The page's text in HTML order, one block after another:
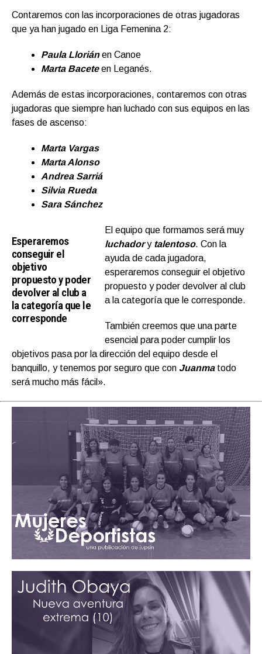
Contaremos con las incorporaciones de otras jugadoras
que ya han jugado en Liga Femenina 2:
Paula Llorián en Canoe
Marta Baceteen Leganés.
Además de estas incorporaciones, contaremos con otras
jugadoras que siempre han luchado con sus equipos en las
fases de ascenso:
Marta Vargas
Marta Alonso
Andrea Sarriá
Silvia Rueda
Sara Sánchez
Esperaremos
conseguir el
objetivo
propuesto y poder
devolver al club a
la categoría que le
corresponde
El equipo que formamos será muy
luchadory talentoso. Con la
ayuda de cada jugadora,
esperaremos conseguir el objetivo
propuesto y poder devolver al club
a la categoría que le corresponde.
También creemos que una parte
esencial para poder cumplir los
objetivos pasa por la dirección del equipo desde el
banquillo, y tenemos por seguro que con Juanmatodo
será mucho más fácil».